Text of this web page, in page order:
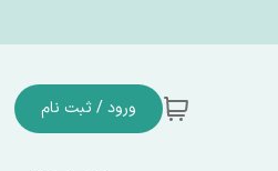
ورود / ثبت نام